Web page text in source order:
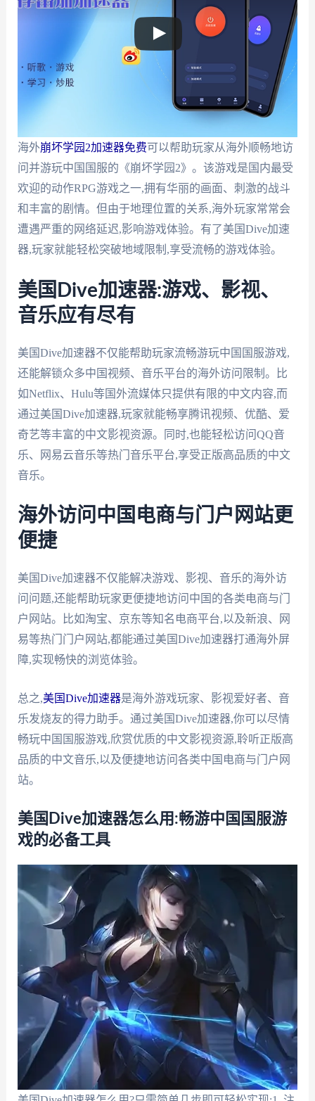
海外崩坏学园2加速器免费可以帮助玩家从海外顺畅地访
问并游玩中国国服的《崩坏学园2》。该游戏是国内最受
欢迎的动作RPG游戏之一,拥有华丽的画面、刺激的战斗
和丰富的剧情。但由于地理位置的关系,海外玩家常常会
遭遇严重的网络延迟,影响游戏体验。有了美国Dive加速
器,玩家就能轻松突破地域限制,享受流畅的游戏体验。
美国Dive加速器:游戏、影视、
音乐应有尽有
美国Dive加速器不仅能帮助玩家流畅游玩中国国服游戏,
还能解锁众多中国视频、音乐平台的海外访问限制。比
如Netflix、Hulu等国外流媒体只提供有限的中文内容,而
通过美国Dive加速器,玩家就能畅享腾讯视频、优酷、爱
奇艺等丰富的中文影视资源。同时,也能轻松访问QQ音
乐、网易云音乐等热门音乐平台,享受正版高品质的中文
音乐。
海外访问中国电商与门户网站更
便捷
美国Dive加速器不仅能解决游戏、影视、音乐的海外访
问问题,还能帮助玩家更便捷地访问中国的各类电商与门
户网站。比如淘宝、京东等知名电商平台,以及新浪、网
易等热门门户网站,都能通过美国Dive加速器打通海外屏
障,实现畅快的浏览体验。
总之,美国Dive加速器是海外游戏玩家、影视爱好者、音
乐发烧友的得力助手。通过美国Dive加速器,你可以尽情
畅玩中国国服游戏,欣赏优质的中文影视资源,聆听正版高
品质的中文音乐,以及便捷地访问各类中国电商与门户网
站。
美国Dive加速器怎么用:畅游中国国服游
戏的必备工具